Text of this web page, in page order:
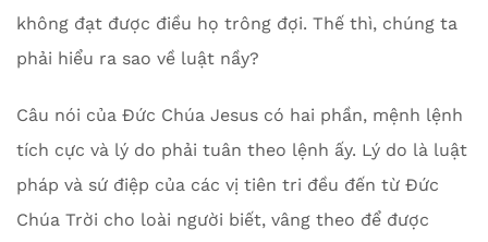
không đạt được điều họ trông đợi. Thế thì, chúng ta
phải hiểu ra sao về luật nầy?
Câu nói của Đức Chúa Jesus có hai phần, mệnh lệnh
tích cực và lý do phải tuân theo lệnh ấy. Lý do là luật
pháp và sứ điệp của các vị tiên tri đều đến từ Đức
Chúa Trời cho loài người biết, vâng theo để được